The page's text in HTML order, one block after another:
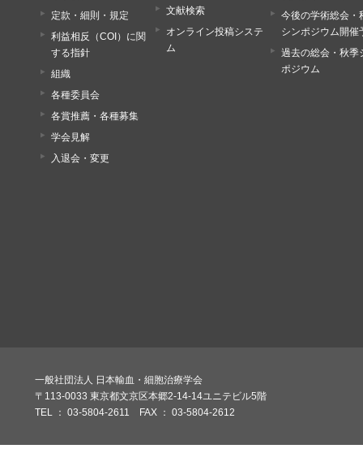
定款・細則・規定
利益相反（COI）に関
する指針
組織
各種委員会
各賞推薦・各種募集
学会見解
入退会・変更
文献検索
オンライン投稿システ
ム
今後の学術総会・
シンポジウム開催
過去の総会・秋季
ポジウム
一般社団法人 日本輸血・細胞治療学会
〒113-0033 東京都文京区本郷2-14-14ユニテビル5階
TEL ： 03-5804-2611 FAX ： 03-5804-2612